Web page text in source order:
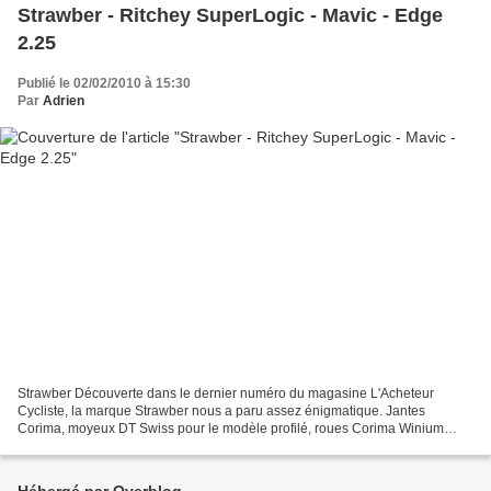
Strawber - Ritchey SuperLogic - Mavic - Edge
2.25
Publié le 02/02/2010 à 15:30
Par Adrien
Strawber Découverte dans le dernier numéro du magasine L'Acheteur
Cycliste, la marque Strawber nous a paru assez énigmatique. Jantes
Corima, moyeux DT Swiss pour le modèle profilé, roues Corima Winium